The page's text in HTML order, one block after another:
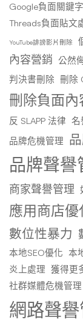
Google負面關鍵
Threads負面貼文
YouTube誹謗影片刪除
內容營銷 公然
判決書刪除 刪除
刪除負面內
反 SLAPP 法律 名
品牌危機管理
品牌聲譽
商家聲譽管理
應用商店優
數位性暴力
本地SEO優化 本
炎上處理 獲得更
社群媒體危機管理
網路聲